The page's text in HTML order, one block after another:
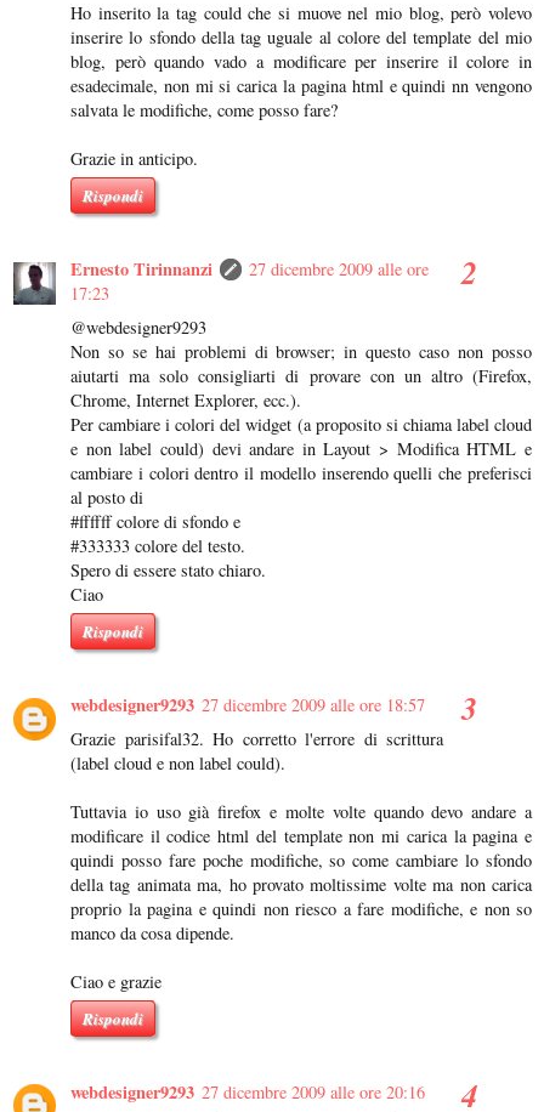
Ho inserito la tag could che si muove nel mio blog, però volevo
inserire lo sfondo della tag uguale al colore del template del mio
blog, però quando vado a modificare per inserire il colore in
esadecimale, non mi si carica la pagina html e quindi nn vengono
salvata le modifiche, come posso fare?
Grazie in anticipo.
Rispondi
Ernesto Tirinnanzi
27 dicembre 2009 alle ore
17:23
@webdesigner9293
Non so se hai problemi di browser; in questo caso non posso
aiutarti ma solo consigliarti di provare con un altro (Firefox,
Chrome, Internet Explorer, ecc.).
Per cambiare i colori del widget (a proposito si chiama label cloud
e non label could) devi andare in Layout > Modifica HTML e
cambiare i colori dentro il modello inserendo quelli che preferisci
al posto di
#ffffff colore di sfondo e
#333333 colore del testo.
Spero di essere stato chiaro.
Ciao
Rispondi
webdesigner9293 27 dicembre 2009 alle ore 18:57
Grazie parisifal32. Ho corretto l'errore di scrittura
(label cloud e non label could).
Tuttavia io uso già firefox e molte volte quando devo andare a
modificare il codice html del template non mi carica la pagina e
quindi posso fare poche modifiche, so come cambiare lo sfondo
della tag animata ma, ho provato moltissime volte ma non carica
proprio la pagina e quindi non riesco a fare modifiche, e non so
manco da cosa dipende.
Ciao e grazie
Rispondi
webdesigner9293 27 dicembre 2009 alle ore 20:16